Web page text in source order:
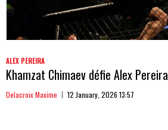
ALEX PEREIRA
Khamzat Chimaev défie Alex Pereira
Delacroix Maxime 12 January, 2026 13:57